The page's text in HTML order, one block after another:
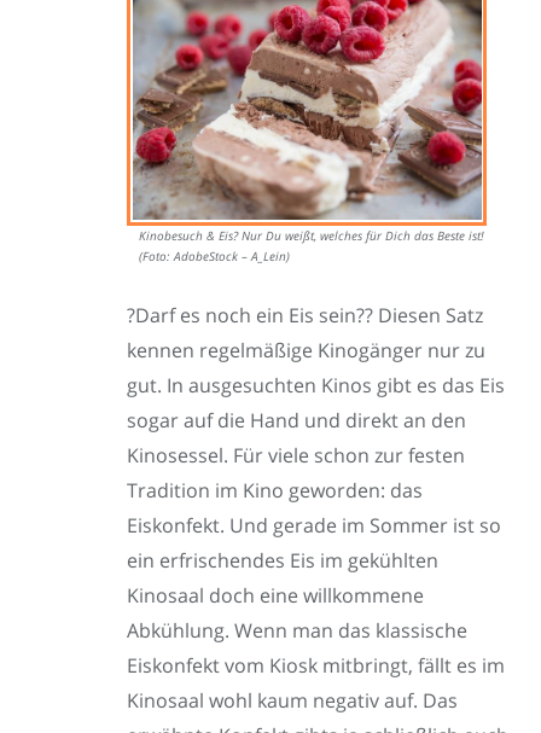
Kinobesuch & Eis? Nur Du weißt, welches für Dich das Beste ist!
(Foto: AdobeStock – A_Lein)
?Darf es noch ein Eis sein?? Diesen Satz
kennen regelmäßige Kinogänger nur zu
gut. In ausgesuchten Kinos gibt es das Eis
sogar auf die Hand und direkt an den
Kinosessel. Für viele schon zur festen
Tradition im Kino geworden: das
Eiskonfekt. Und gerade im Sommer ist so
ein erfrischendes Eis im gekühlten
Kinosaal doch eine willkommene
Abkühlung. Wenn man das klassische
Eiskonfekt vom Kiosk mitbringt, fällt es im
Kinosaal wohl kaum negativ auf. Das